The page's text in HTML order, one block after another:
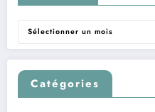
Archives
Catégories